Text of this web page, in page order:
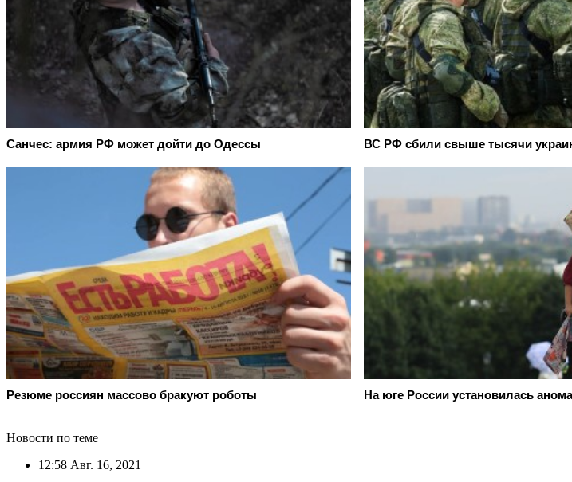
Санчес: армия РФ может дойти до Одессы ВС РФ сбили свыше тысячи
Резюме россиян массово бракуют роботы На юге России установилась
Новости по теме
12:58 Авг. 16, 2021